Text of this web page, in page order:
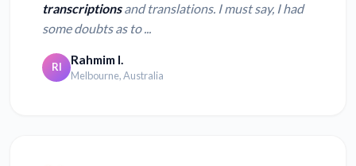
transcriptionsand translations. I must say, I had
some doubts as to ...
RI Rahmim I.
Melbourne, Australia